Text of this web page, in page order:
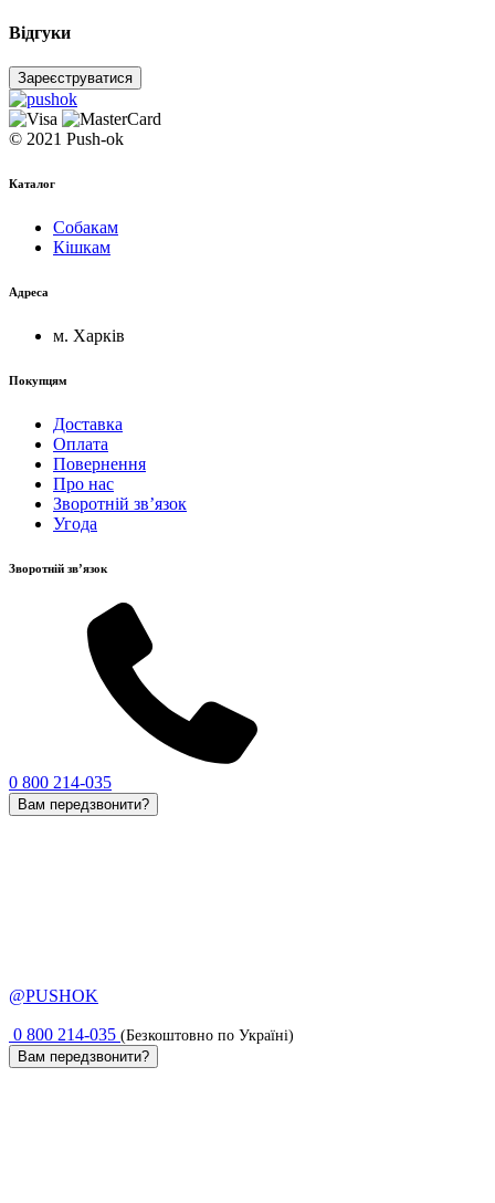
Відгуки
Зареєструватися
© 2021 Push-ok
Каталог
Собакам
Кішкам
Адреса
м. Харків
Покупцям
Доставка
Оплата
Повернення
Про нас
Зворотній зв’язок
Угода
Зворотній зв’язок
0 800 214-035
Вам передзвонити?
@PUSHOK
0 800 214-035 (Безкоштовно по Україні)
Вам передзвонити?